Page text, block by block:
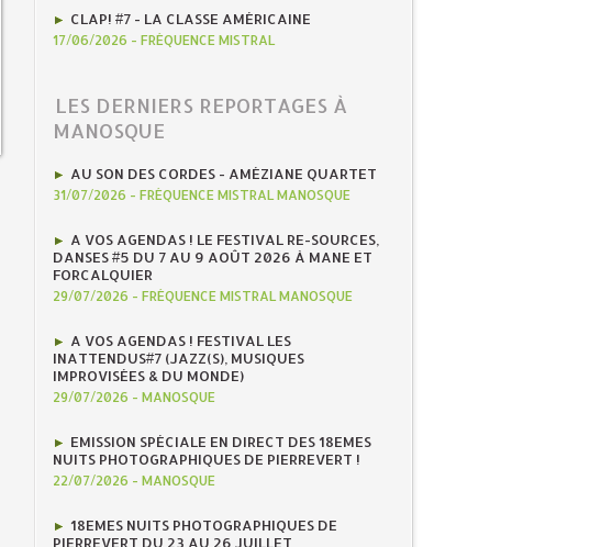
CLAP! #7 - LA CLASSE AMÉRICAINE
17/06/2026 - FRÉQUENCE MISTRAL
LES DERNIERS REPORTAGES À
MANOSQUE
AU SON DES CORDES - AMÉZIANE QUARTET
31/07/2026 - FRÉQUENCE MISTRAL MANOSQUE
A VOS AGENDAS ! LE FESTIVAL RE-SOURCES,
DANSES #5 DU 7 AU 9 AOÛT 2026 À MANE ET
FORCALQUIER
29/07/2026 - FRÉQUENCE MISTRAL MANOSQUE
A VOS AGENDAS ! FESTIVAL LES
INATTENDUS#7 (JAZZ(S), MUSIQUES
IMPROVISÉES & DU MONDE)
29/07/2026 - MANOSQUE
EMISSION SPÉCIALE EN DIRECT DES 18EMES
NUITS PHOTOGRAPHIQUES DE PIERREVERT !
22/07/2026 - MANOSQUE
18EMES NUITS PHOTOGRAPHIQUES DE
PIERREVERT DU 23 AU 26 JUILLET